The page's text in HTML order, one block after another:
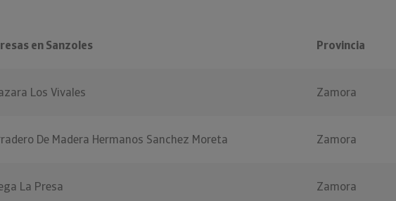
en Sanzoles Provincia
Los Vivales Zamora
De Madera Hermanos Sanchez Moreta Zamora
La Presa Zamora